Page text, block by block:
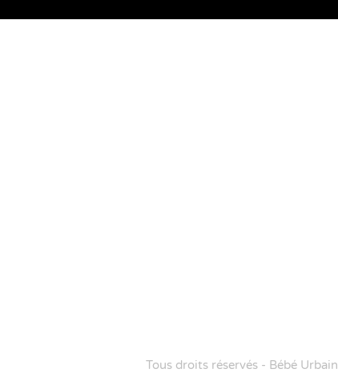
Tous droits réservés - Bébé Urbain